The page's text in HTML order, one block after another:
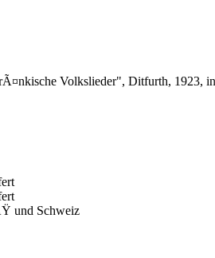
Volkslieder", Ditfurth, 1923,
und Schweiz